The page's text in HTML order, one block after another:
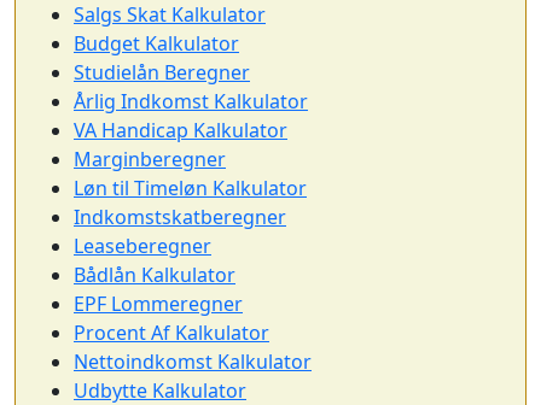
Salgs Skat Kalkulator
Budget Kalkulator
Studielån Beregner
Årlig Indkomst Kalkulator
VA Handicap Kalkulator
Marginberegner
Løn til Timeløn Kalkulator
Indkomstskatberegner
Leaseberegner
Bådlån Kalkulator
EPF Lommeregner
Procent Af Kalkulator
Nettoindkomst Kalkulator
Udbytte Kalkulator